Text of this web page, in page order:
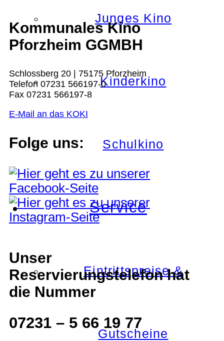
Junges Kino
Kinderkino
Schulkino
Service
Eintrittspreise &
Gutscheine
Kommunales Kino
Pforzheim GGMBH
Schlossberg 20 | 75175 Pforzheim
Telefon 07231 566197-0
Fax 07231 566197-8
E-Mail an das KOKI
Folge uns:
Unser
Reservierungstelefon hat
die Nummer
07231 – 5 66 19 77